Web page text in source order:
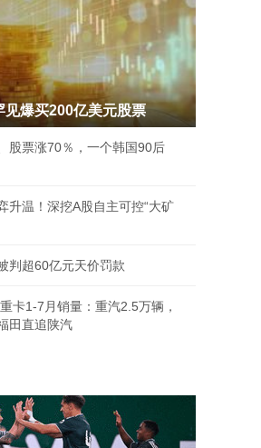
见爆买200亿美元股票
股票涨70％，一个韩国90后
升温！深挖A股自主可控“大矿
判超60亿元天价罚款
卡1-7月销量：重汽2.5万辆，
田直追陕汽